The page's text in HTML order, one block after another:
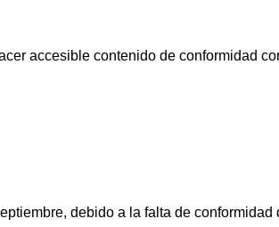
accesible contenido de conformidad
debido a la falta de